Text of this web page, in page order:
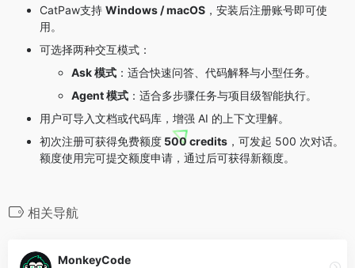
CatPaw支持 Windows / macOS ，安装后注册账号即可使
用。
可选择两种交互模式：
Ask 模式 ：适合快速问答、代码解释与小型任务。
Agent 模式 ：适合多步骤任务与项目级智能执行。
用户可导入文档或代码库，增强 AI 的上下文理解。
初次注册可获得免费额度 500 credits ，可发起 500 次对话。
额度使用完可提交额度申请，通过后可获得新额度。
相关导航
MonkeyCode